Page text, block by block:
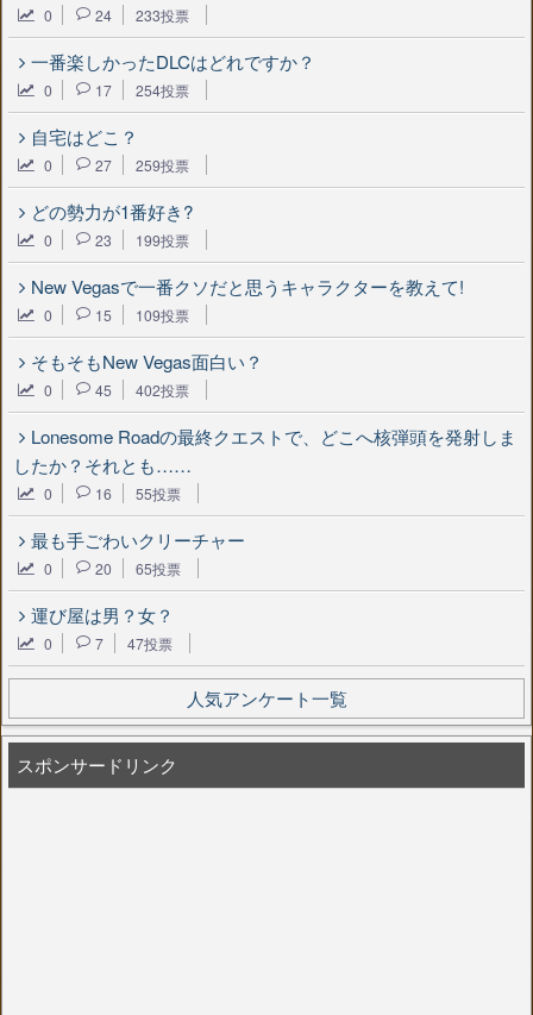
0 24 233投票
一番楽しかったDLCはどれですか？
0 17 254投票
自宅はどこ？
0 27 259投票
どの勢力が1番好き?
0 23 199投票
New Vegasで一番クソだと思うキャラクターを教えて!
0 15 109投票
そもそもNew Vegas面白い？
0 45 402投票
Lonesome Roadの最終クエストで、どこへ核弾頭を発射しま
したか？それとも……
0 16 55投票
最も手ごわいクリーチャー
0 20 65投票
運び屋は男？女？
0 7 47投票
人気アンケート一覧
スポンサードリンク